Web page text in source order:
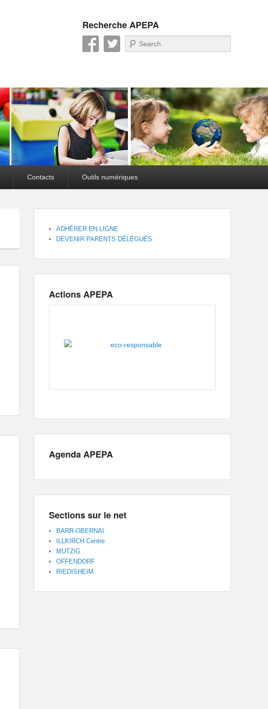
Recherche APEPA
Recherche
Contacts Outils numériques
ADHÉRER EN LIGNE
DEVENIR PARENTS DÉLÉGUÉS
Actions APEPA
Agenda APEPA
Sections sur le net
BARR-OBERNAI
ILLKIRCH Centre
MUTZIG
OFFENDORF
RIEDISHEIM